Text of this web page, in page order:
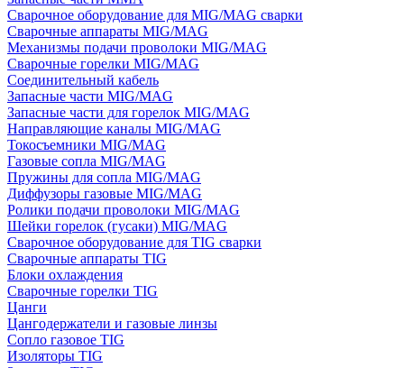
Сварочное оборудование для MIG/MAG сварки
Сварочные аппараты MIG/MAG
Механизмы подачи проволоки MIG/MAG
Сварочные горелки MIG/MAG
Соединительный кабель
Запасные части MIG/MAG
Запасные части для горелок MIG/MAG
Направляющие каналы MIG/MAG
Токосъемники MIG/MAG
Газовые сопла MIG/MAG
Пружины для сопла MIG/MAG
Диффузоры газовые MIG/MAG
Ролики подачи проволоки MIG/MAG
Шейки горелок (гусаки) MIG/MAG
Сварочное оборудование для TIG сварки
Сварочные аппараты TIG
Блоки охлаждения
Сварочные горелки TIG
Цанги
Цангодержатели и газовые линзы
Сопло газовое TIG
Изоляторы TIG